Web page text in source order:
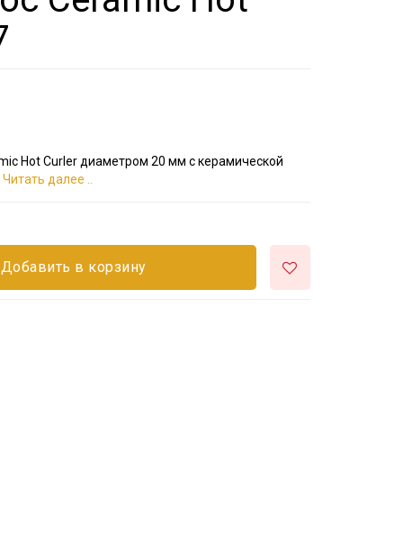
Hot Curler диаметром 20 мм с керамической
Читать далее ..
Добавить в корзину